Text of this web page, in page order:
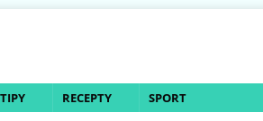
RECEPTY SPORT